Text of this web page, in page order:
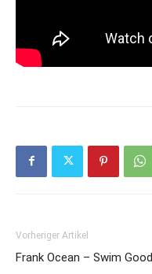
Vorheriger Artikel
Frank Ocean – Swim Good